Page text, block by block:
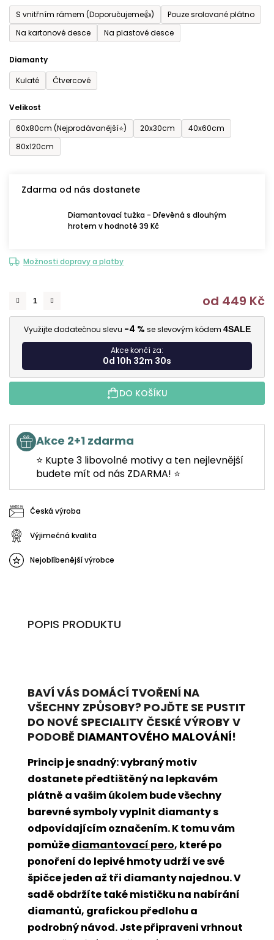
S vnitřním rámem (Doporučujeme👍)
Pouze srolované plátno
Na kartonové desce
Na plastové desce
Diamanty
Kulaté
Čtvercové
Velikost
60x80cm (Nejprodávanější⭐)
20x30cm
40x60cm
80x120cm
Zdarma od nás dostanete
Diamantovací tužka - Dřevěná s dlouhým
hrotem v hodnotě 39 Kč
Možnosti dopravy a platby
od 449 Kč
Využijte dodatečnou slevu -4 % se slevovým kódem 4SALE
Akce končí za:
0d 10h 32m 29s
DO KOŠÍKU
Akce 2+1 zdarma
⭐ Kupte 3 libovolné motivy a ten nejlevnější
budete mít od nás ZDARMA! ⭐
Česká výroba
Výjimečná kvalita
Nejoblíbenější výrobce
POPIS PRODUKTU
BAVÍ VÁS DOMÁCÍ TVOŘENÍ NA
VŠECHNY ZPŮSOBY? POJĎTE SE PUSTIT
DO NOVÉ SPECIALITY ČESKÉ VÝROBY V
PODOBĚ DIAMANTOVÉHO MALOVÁNÍ!
Princip je snadný: vybraný motiv
dostanete předtištěný na lepkavém
plátně a vašim úkolem bude všechny
barevné symboly vyplnit diamanty s
odpovídajícím označením. K tomu vám
pomůžediamantovací pero, které po
ponoření do lepivé hmoty udrží ve své
špičce jeden až tři diamanty najednou. V
sadě obdržíte také mističku na nabírání
diamantů, grafickou předlohu a
podrobný návod. Jste připraveni vrhnout